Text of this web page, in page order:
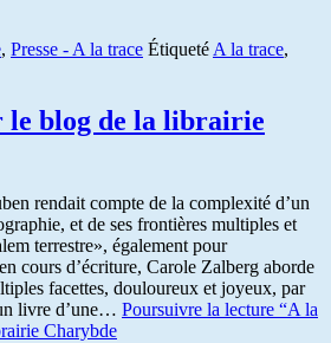
, Presse - A la trace Étiqueté A la trace,
le blog de la librairie
rendait compte de la complexité d’un
et de ses frontières multiples et
terrestre», également pour
cours d’écriture, Carole Zalberg aborde
facettes, douloureux et joyeux, par
livre d’une… Poursuivre la lecture “A la
Charybde